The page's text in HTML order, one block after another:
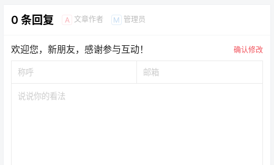
0 条回复 A 文章作者 M 管理员
欢迎您，新朋友，感谢参与互动！ 确认修改